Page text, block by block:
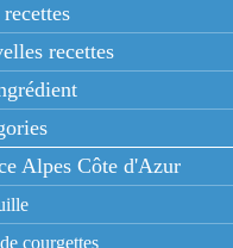
recettes
Alpes Côte d'Azur
courgettes